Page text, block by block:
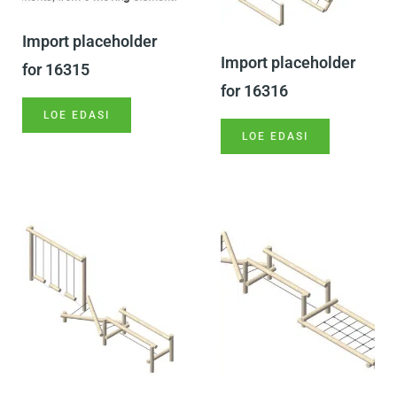
Import placeholder
for 16315
LOE EDASI
Import placeholder
for 16316
LOE EDASI